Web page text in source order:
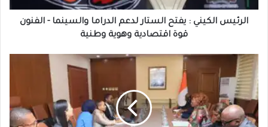
-
الفنون
وهوية
وطنية
الرئيس الكيني : يفتح الستار لدعم الدراما والسينما - الفنون
قوة اقتصادية وهوية وطنية
ساحل
العاج
:
على
موعد
مع